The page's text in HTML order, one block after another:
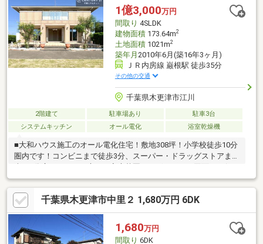
台分の拡張可）♪◎ご購入までの流れ、各種費用詳細、ご活用いた
だける制度までしっかりとご説明いたします♪※現況渡し※契約不
適合免責
1億3,000万円
間取り 4SLDK
建物面積173.64m2
土地面積1021m2
築年月 2010年6月(築16年3ヶ月)
ＪＲ内房線 巌根駅 徒歩35分
その他の交通
千葉県木更津市江川
2階建て 駐車場あり
駐車3台
システムキッチン
オール電化 浴室乾燥機
■大和ハウス施工のオール電化住宅！敷地308坪！小学校徒歩10分
圏内です！コンビニまで徒歩3分、スーパー・ドラッグストアまで
車で2分広々としたお庭には家庭菜園がございます。図面では伝わ
らない広さ・光・家具配置・家事同線を現地で体感ください。■
赤い予約ボタンより簡単に予約可能！ご都合の合うタイミングを
お教えください。現地待ち合わせ、弊社店舗からの出発、お迎え
の中からお選び下さい♪■頭金0円OK！全額ローン可能です！ロー
ンに関する、ご不安お悩みすべてご相談ください！他に借り入れ
がある方や、諸費用がない方住宅ローンに関するお悩みを、実績
千葉県木更津市中里２ 1,680万円 6DK
1,680万円
間取り 6DK